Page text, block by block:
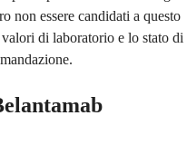
non essere candidati a questo
di laboratorio e lo stato di